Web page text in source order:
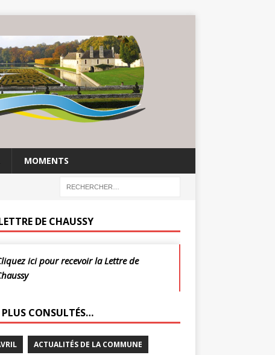
MOMENTS
DE CHAUSSY
ici pour recevoir la Lettre de
PLUS CONSULTÉS…
ACTUALITÉS DE LA COMMUNE